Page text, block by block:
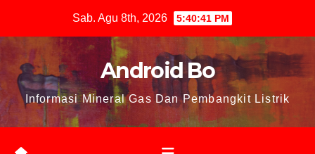
content
Sab. Agu 8th, 2026 5:40:41 PM
Android Bo
Informasi Mineral Gas Dan Pembangkit Listrik